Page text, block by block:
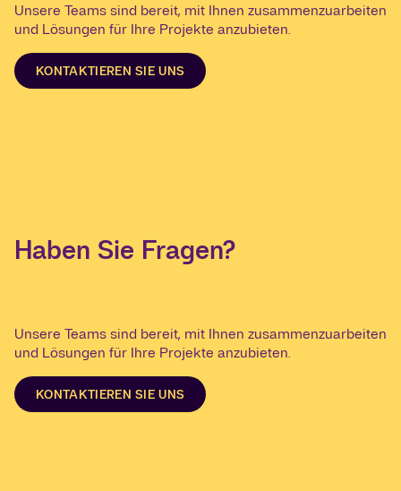
Unsere Teams sind bereit, mit Ihnen zusammenzuarbeiten
und Lösungen für Ihre Projekte anzubieten.
KONTAKTIEREN SIE UNS
Haben Sie Fragen?
Unsere Teams sind bereit, mit Ihnen zusammenzuarbeiten
und Lösungen für Ihre Projekte anzubieten.
KONTAKTIEREN SIE UNS